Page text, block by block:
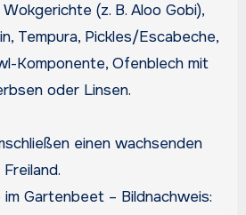
(z. B. Aloo Gobi),
Tempura, Pickles/Escabeche,
Komponente, Ofenblech mit
oder Linsen.
im Gartenbeet – Bildnachweis: